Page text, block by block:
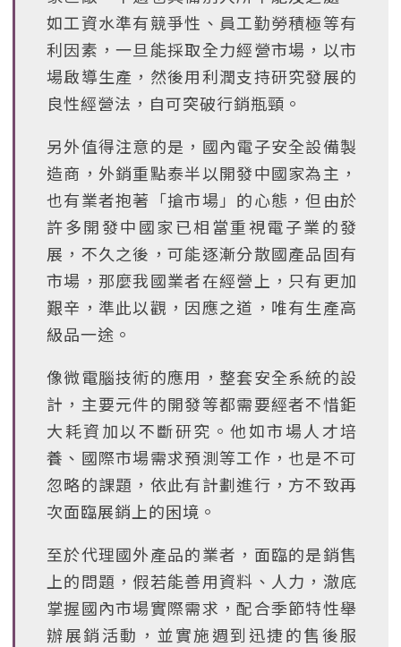
如工資水準有競爭性、員工勤勞積極等有
利因素，一旦能採取全力經營市場，以市
場啟導生產，然後用利潤支持研究發展的
良性經營法，自可突破行銷瓶頸。
另外值得注意的是，國內電子安全設備製
造商，外銷重點泰半以開發中國家為主，
也有業者抱著「搶市場」的心態，但由於
許多開發中國家已相當重視電子業的發
展，不久之後，可能逐漸分散國產品固有
市場，那麼我國業者在經營上，只有更加
艱辛，準此以觀，因應之道，唯有生產高
級品一途。
像微電腦技術的應用，整套安全系統的設
計，主要元件的開發等都需要經者不惜鉅
大耗資加以不斷研究。他如市場人才培
養、國際市場需求預測等工作，也是不可
忽略的課題，依此有計劃進行，方不致再
次面臨展銷上的困境。
至於代理國外產品的業者，面臨的是銷售
上的問題，假若能善用資料、人力，澈底
掌握國內市場實際需求，配合季節特性舉
辦展銷活動，並實施週到迅捷的售後服